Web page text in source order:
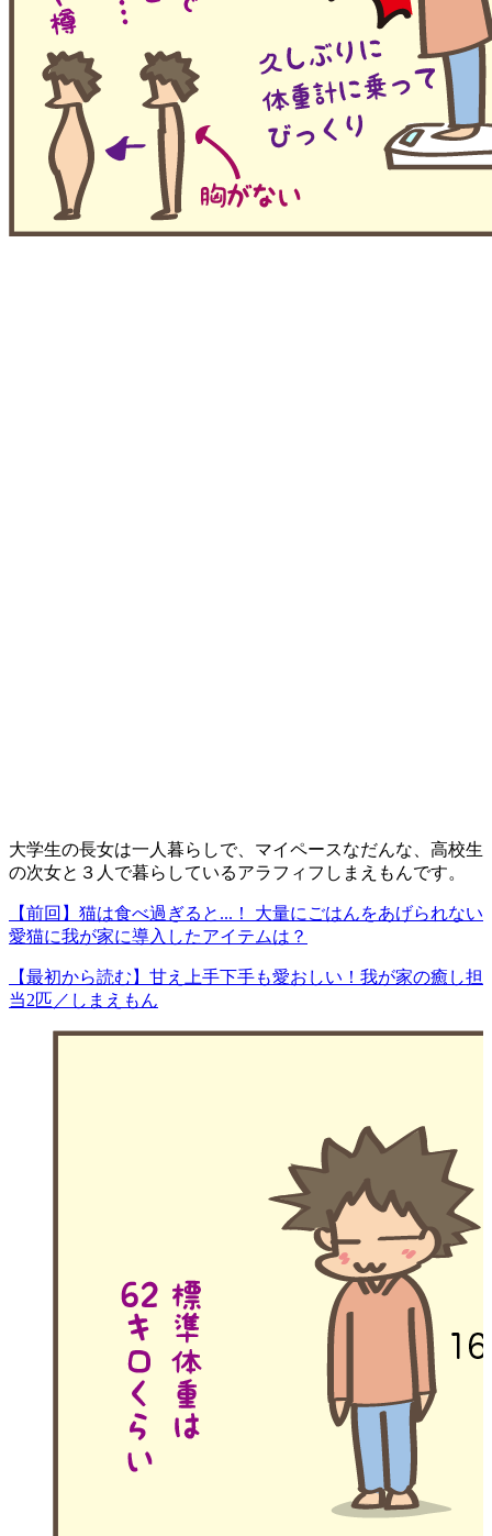
大学生の長女は一人暮らしで、マイペースなだんな、高校生
の次女と３人で暮らしているアラフィフしまえもんです。
【前回】猫は食べ過ぎると...！ 大量にごはんをあげられない
愛猫に我が家に導入したアイテムは？
【最初から読む】甘え上手下手も愛おしい！我が家の癒し担
当2匹／しまえもん